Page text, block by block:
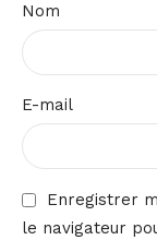
Nom
E-mail
Enregistrer
le navigateur